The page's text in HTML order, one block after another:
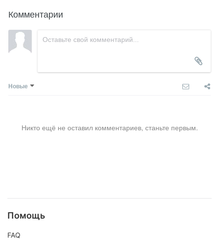
Комментарии
Новые
Никто ещё не оставил комментариев, станьте первым.
Помощь
FAQ